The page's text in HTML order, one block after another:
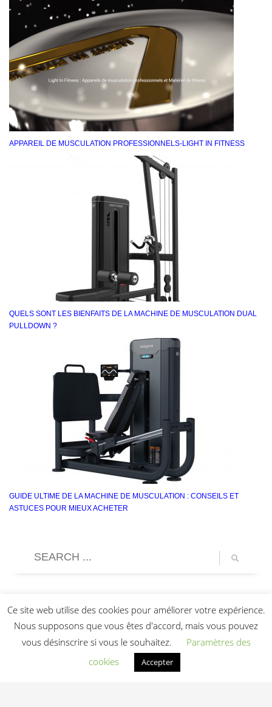
APPAREIL DE MUSCULATION PROFESSIONNELS-LIGHT IN FITNESS
QUELS SONT LES BIENFAITS DE LA MACHINE DE MUSCULATION DUAL
PULLDOWN ?
GUIDE ULTIME DE LA MACHINE DE MUSCULATION : CONSEILS ET
ASTUCES POUR MIEUX ACHETER
Ce site web utilise des cookies pour améliorer votre expérience.
Nous supposons que vous êtes d'accord, mais vous pouvez
vous désinscrire si vous le souhaitez.
Paramètres des
cookies
Accepter